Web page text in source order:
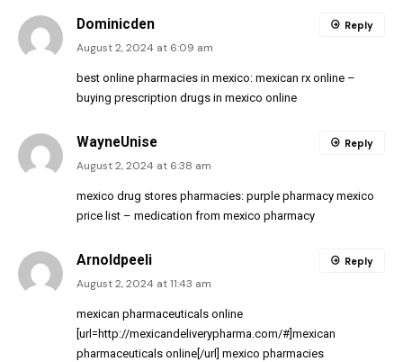
Dominicden
August 2, 2024 at 6:09 am
best online pharmacies in mexico: mexican rx online –
buying prescription drugs in mexico online
Reply
WayneUnise
August 2, 2024 at 6:38 am
mexico drug stores pharmacies: purple pharmacy mexico
price list – medication from mexico pharmacy
Reply
Arnoldpeeli
August 2, 2024 at 11:43 am
mexican pharmaceuticals online
[url=http://mexicandeliverypharma.com/#]mexican
pharmaceuticals online[/url] mexico pharmacies
Reply